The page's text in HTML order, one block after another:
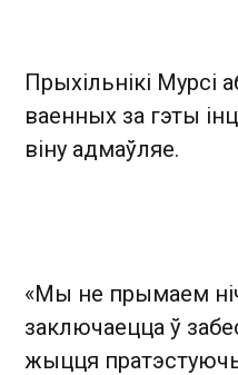
Прыхільнікі Мурсі
ваенных за гэты
віну адмаўляе.
«Мы не прымаем
заключаецца ў
жыцця